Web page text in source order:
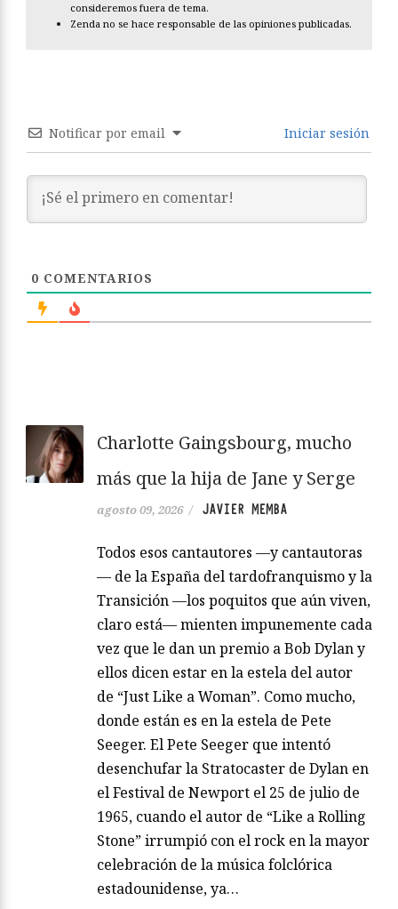
consideremos fuera de tema.
Zenda no se hace responsable de las opiniones publicadas.
Notificar por email Iniciar sesión
0 COMENTARIOS
Charlotte Gaingsbourg, mucho
más que la hija de Jane y Serge
agosto 09, 2026 / JAVIER MEMBA
Todos esos cantautores —y cantautoras
— de la España del tardofranquismo y la
Transición —los poquitos que aún viven,
claro está— mienten impunemente cada
vez que le dan un premio a Bob Dylan y
ellos dicen estar en la estela del autor
de “Just Like a Woman”. Como mucho,
donde están es en la estela de Pete
Seeger. El Pete Seeger que intentó
desenchufar la Stratocaster de Dylan en
el Festival de Newport el 25 de julio de
1965, cuando el autor de “Like a Rolling
Stone” irrumpió con el rock en la mayor
celebración de la música folclórica
estadounidense, ya…